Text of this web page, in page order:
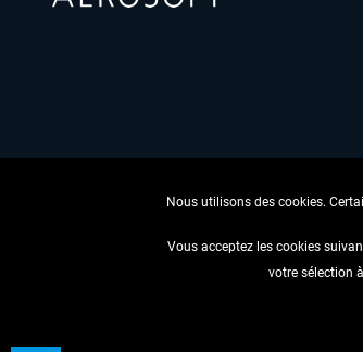
Nous utilisons des cookies.
Vous acceptez les cookies
votre sélection